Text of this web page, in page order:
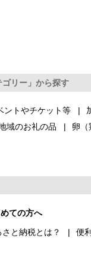
リー」から探す
ントやチケット等
域のお礼の品 卵（
ての方へ
さと納税とは？
便